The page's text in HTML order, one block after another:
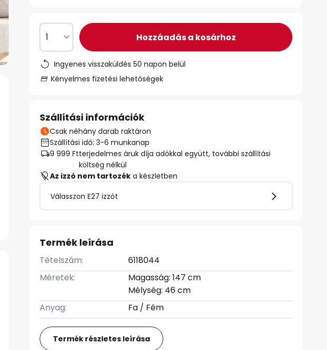
1 Hozzáadás a kosárhoz
Ingyenes visszaküldés 50 napon belül
Kényelmes fizetési lehetőségek
Szállítási információk
Csak néhány darab raktáron
Szállítási idő: 3-6 munkanap
9 999 Ftterjedelmes áruk díja adókkal együtt, további szállítási
költség nélkül
Az izzó nem tartozék a készletben
Válasszon E27 izzót
Termék leírása
Tételszám:
6118044
Méretek:
Magasság: 147 cm
Mélység: 46 cm
Anyag:
Fa / Fém
Termék részletes leírása